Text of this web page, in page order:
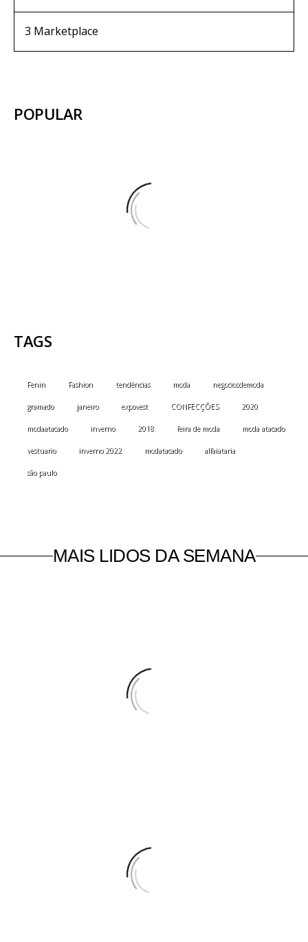
3 Marketplace
POPULAR
TAGS
Fenin Fashion tendências moda negociosdemoda
gramado janeiro expovest CONFECÇÕES 2020
modaatacado inverno 2018 feira de moda moda atacado
vestuario inverno 2022 modatacado alfaiataria
são paulo
MAIS LIDOS DA SEMANA